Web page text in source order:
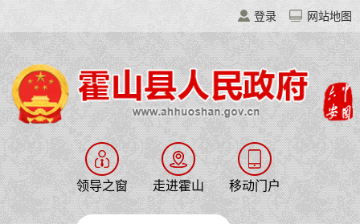
登录 网站地图
领导之窗 走进霍山 移动门户